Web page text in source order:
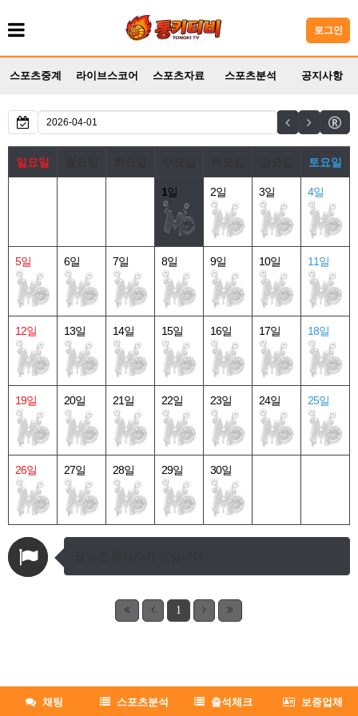
로그인
스포츠중계 라이브스코어 스포츠자료 스포츠분석 공지사항
일요일 토요일
1일 2일 3일 4일
5일 6일 7일 8일 9일 10일 11일
12일 13일 14일 15일 16일 17일 18일
19일 20일 21일 22일 23일 24일 25일
26일 27일 28일 29일 30일
1
채팅 스포츠분석 출석체크 보증업체